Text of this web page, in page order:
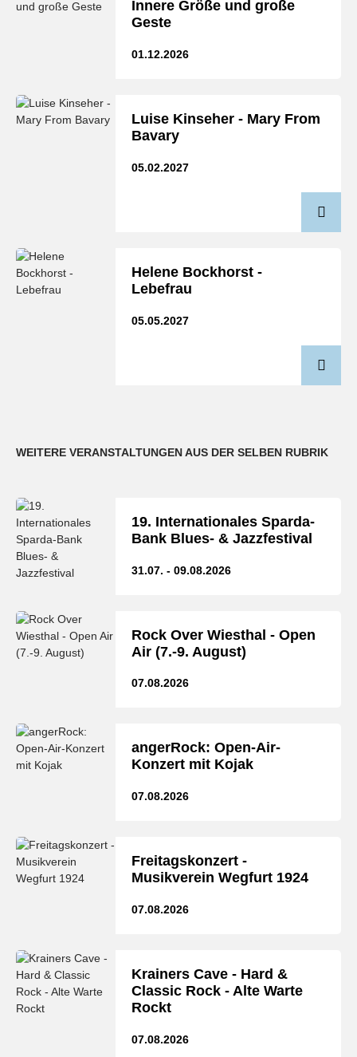
Innere Größe und große
Geste
01.12.2026
Luise Kinseher - Mary From
Bavary
05.02.2027
Helene Bockhorst -
Lebefrau
05.05.2027
WEITERE VERANSTALTUNGEN AUS DER SELBEN RUBRIK
19. Internationales Sparda-
Bank Blues- & Jazzfestival
31.07. - 09.08.2026
Rock Over Wiesthal - Open
Air (7.-9. August)
07.08.2026
angerRock: Open-Air-
Konzert mit Kojak
07.08.2026
Freitagskonzert -
Musikverein Wegfurt 1924
07.08.2026
Krainers Cave - Hard &
Classic Rock - Alte Warte
Rockt
07.08.2026